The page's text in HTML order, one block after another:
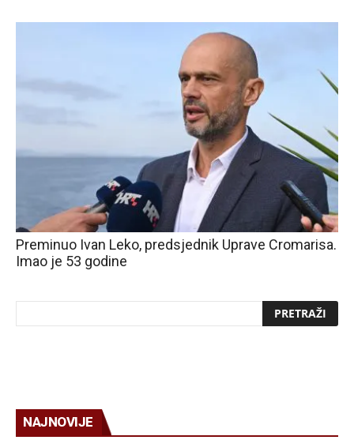
Preminuo Ivan Leko, predsjednik Uprave Cromarisa.
Imao je 53 godine
NAJNOVIJE